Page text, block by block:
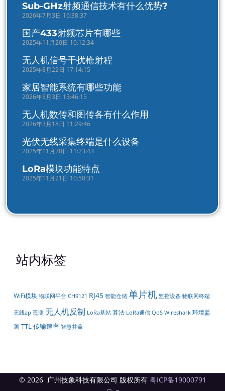
Sub-GHz射频通信技术有什么优势?
2026年7月3日 16:38:37
国产433射频芯片有哪些
2025年11月20日 10:12:34
无人机信号干扰枪射程
2025年8月22日 17:14:15
家居智能系统有哪些功能
2026年3月3日 13:46:15
无人机数传和图传各有什么作用
2026年3月18日 11:29:46
光伏无线采集终端是什么设备
2025年11月20日 11:23:43
LoRa模块功能特点
2025年11月21日 10:50:31
站内标签
WiFi模块 物联网平台 CH9121 RJ45 智能仓储 单片机 监控设备 物联网终端
无线ap 遥测 无人机反制 LoRa基站 算法 LoRa通信 QoS Wireshark 环境监
测 TTL传输速率 智慧井盖
© 2026 广州技象科技有限公司 版权所有 粤ICP备19000791